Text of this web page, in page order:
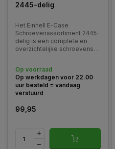
2445-delig
Het Einhell E-Case
Schroevenassortiment 2445-
delig is een complete en
overzichtelijke schroevenset
doe-het-zelver.
Op voorraad
Op werkdagen voor 22.00
uur besteld = vandaag
verstuurd
99,95